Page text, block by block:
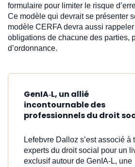
formulaire pour limiter le risque
Ce modèle qui devrait se présenter
modèle CERFA devra aussi
obligations de chacune des parties,
d’ordonnance.
GenIA‑L, un allié
incontournable des
professionnels du droit
Lefebvre Dalloz s’est associé à
experts du droit social pour un
exclusif autour de GenIA‑L, une